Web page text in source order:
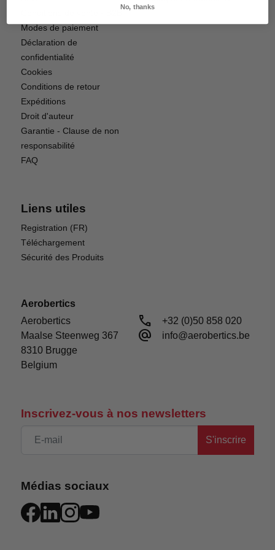
Inscrivez-vous à nos newsletters
S'inscrire
Médias sociaux
Modes de paiement
Déclaration de
confidentialité
Cookies
Conditions de retour
Expéditions
Droit d'auteur
Garantie - Clause de non
responsabilité
FAQ
Liens utiles
Registration (FR)
Téléchargement
Sécurité des Produits
Aerobertics
Aerobertics
Maalse Steenweg 367
8310 Brugge
Belgium
call +32 (0)50 858 020
alternate_email info@aerobertics.be
No, thanks